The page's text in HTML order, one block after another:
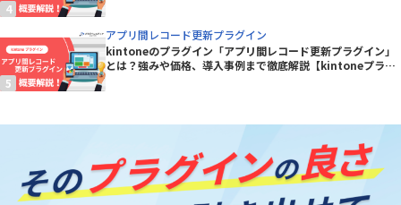
アプリ間レコード更新プラグイン
kintoneのプラグイン「アプリ間レコード更新プラグイン」
とは？強みや価格、導入事例まで徹底解説【kintoneプラグ